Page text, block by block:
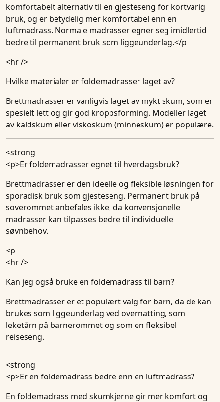
komfortabelt alternativ til en gjesteseng for kortvarig
bruk, og er betydelig mer komfortabel enn en
luftmadrass. Normale madrasser egner seg imidlertid
bedre til permanent bruk som liggeunderlag.</p
<hr />
Hvilke materialer er foldemadrasser laget av?
Brettmadrasser er vanligvis laget av mykt skum, som er
spesielt lett og gir god kroppsforming. Modeller laget
av kaldskum eller viskoskum (minneskum) er populære.
<strong
<p>Er foldemadrasser egnet til hverdagsbruk?
Brettmadrasser er den ideelle og fleksible løsningen for
sporadisk bruk som gjesteseng. Permanent bruk på
soverommet anbefales ikke, da konvensjonelle
madrasser kan tilpasses bedre til individuelle
søvnbehov.
<p
<hr />
Kan jeg også bruke en foldemadrass til barn?
Brettmadrasser er et populært valg for barn, da de kan
brukes som liggeunderlag ved overnatting, som
leketårn på barnerommet og som en fleksibel
reiseseng.
<strong
<p>Er en foldemadrass bedre enn en luftmadrass?
En foldemadrass med skumkjerne gir mer komfort og